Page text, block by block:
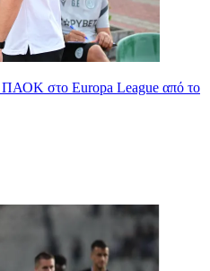
ΠΑΟΚ στο Europa League από το